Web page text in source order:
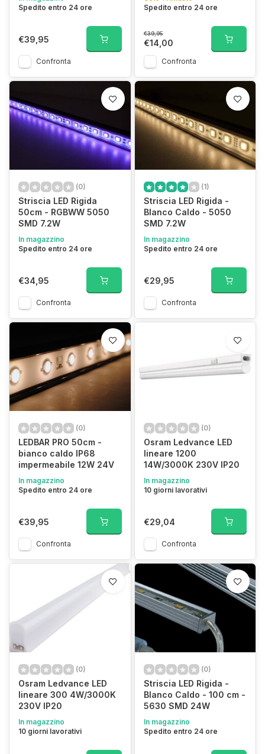
Spedito entro 24 ore
€39,95
Confronta
Spedito entro 24 ore
€39,95
€14,00
Confronta
(0)
Striscia LED Rigida
50cm - RGBWW 5050
SMD 7.2W
In magazzino
Spedito entro 24 ore
€34,95
Confronta
(1)
Striscia LED Rigida -
Blanco Caldo - 5050
SMD 7.2W
In magazzino
Spedito entro 24 ore
€29,95
Confronta
(0)
LEDBAR PRO 50cm -
bianco caldo IP68
impermeabile 12W 24V
In magazzino
Spedito entro 24 ore
€39,95
Confronta
(0)
Osram Ledvance LED
lineare 1200
14W/3000K 230V IP20
In magazzino
10 giorni lavorativi
€29,04
Confronta
(0)
Osram Ledvance LED
lineare 300 4W/3000K
230V IP20
In magazzino
10 giorni lavorativi
(0)
Striscia LED Rigida -
Blanco Caldo - 100 cm -
5630 SMD 24W
In magazzino
Spedito entro 24 ore